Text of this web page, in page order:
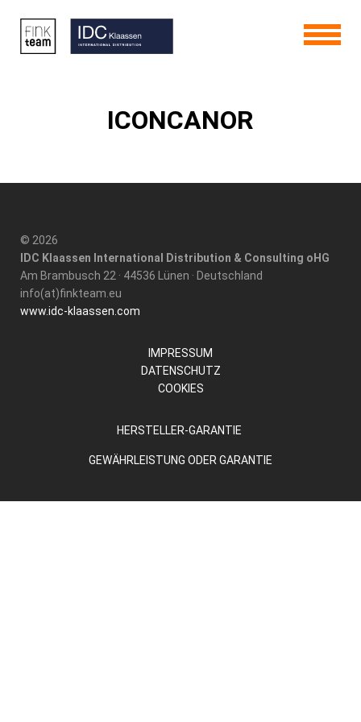
ICONCANOR
© 2026
IDC Klaassen International Distribution & Consulting oHG
Am Brambusch 22 · 44536 Lünen · Deutschland
info(at)finkteam.eu
www.idc-klaassen.com
IMPRESSUM
DATENSCHUTZ
COOKIES
HERSTELLER-GARANTIE
GEWÄHRLEISTUNG ODER GARANTIE